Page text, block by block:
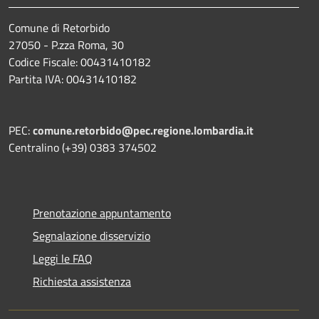
Comune di Retorbido
27050 - P.zza Roma, 30
Codice Fiscale: 00431410182
Partita IVA: 00431410182
PEC:comune.retorbido@pec.regione.lombardia.it
Centralino (+39) 0383 374502
Prenotazione appuntamento
Segnalazione disservizio
Leggi le FAQ
Richiesta assistenza